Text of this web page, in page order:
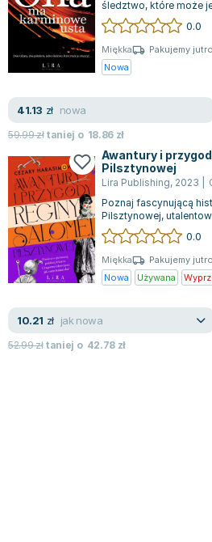
śledztwo, które może
deszczowym
0.0
Miękka
Pakujemy jutro
Nowa
41.13 zł nowa
59.99złtaniej o 18.86 zł
Awantury i
Pilsztynowej
Lira Publishing, 2023
Poznaj fascynującą
Pilsztynowej,
pierwszą polską
0.0
Miękka
Pakujemy jutro
Nowa
Używana
10.21 zł jak nowa
52.99złtaniej o 42.78 zł